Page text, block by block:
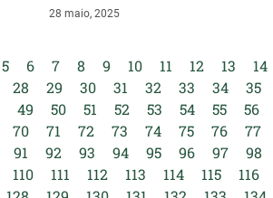
28 maio, 2025
5 6 7 8 9 10 11 12 13 14
28 29 30 31 32 33 34 35
49 50 51 52 53 54 55 56
70 71 72 73 74 75 76 77
91 92 93 94 95 96 97 98
110 111 112 113 114 115 116